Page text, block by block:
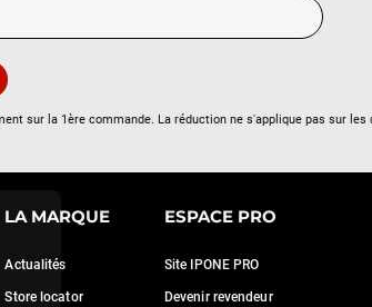
pour mesurer notre audience,
sur la 1ère commande. La réduction ne s'applique pas sur les
LA MARQUE
Actualités
Store locator
ESPACE PRO
Site IPONE PRO
Devenir revendeur